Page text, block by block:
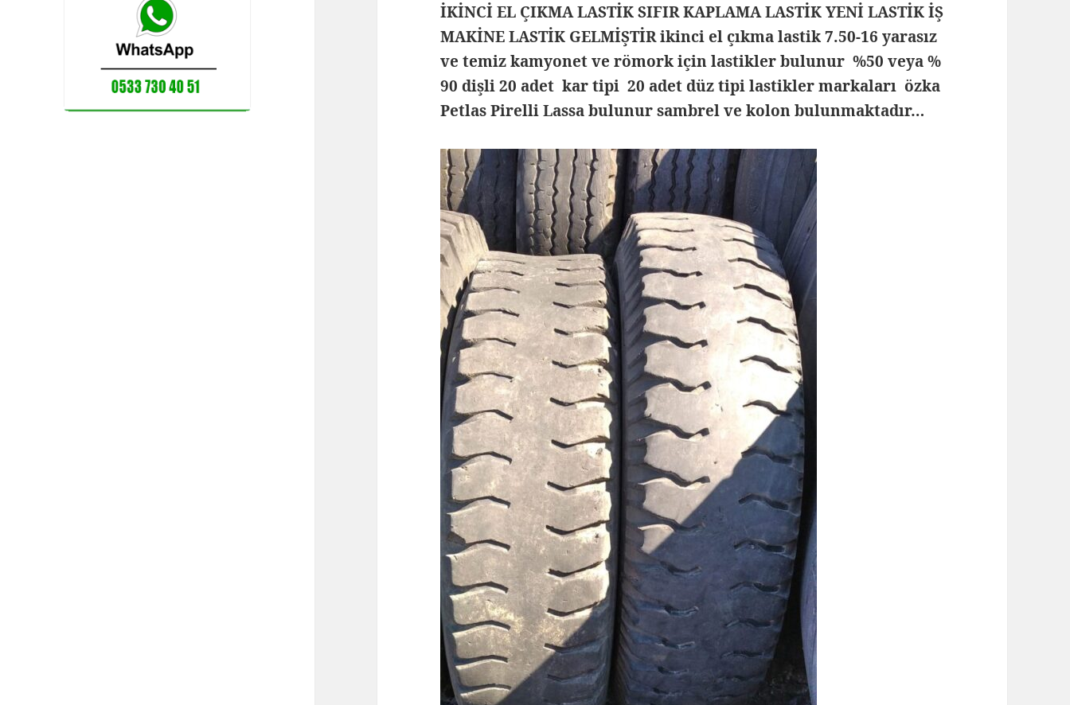
İKİNCİ EL ÇIKMA LASTİK SIFIR KAPLAMA LASTİK YENİ LASTİK İŞ
MAKİNE LASTİK GELMİŞTİR ikinci el çıkma lastik 7.50-16 yarasız
ve temiz kamyonet ve römork için lastikler bulunur %50 veya %
90 dişli 20 adet kar tipi 20 adet düz tipi lastikler markaları özka
Petlas Pirelli Lassa bulunur sambrel ve kolon bulunmaktadır…